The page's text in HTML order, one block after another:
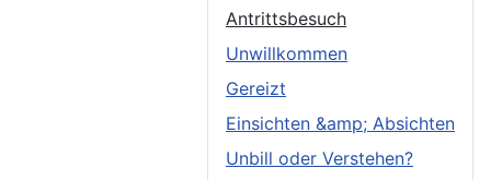
Antrittsbesuch
Unwillkommen
Gereizt
Einsichten &amp; Absichten
Unbill oder Verstehen?